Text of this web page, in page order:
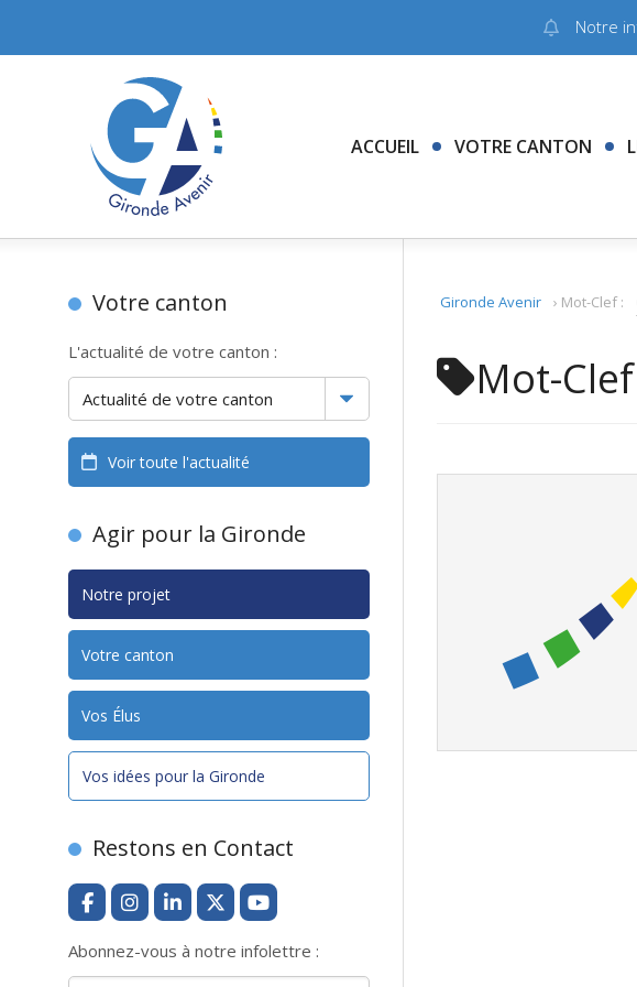
Notre
ACCUEIL VOTRE CANTON
Gironde Avenir › Mot-Clef :
Mot-
Votre canton
L'actualité de votre canton :
Voir toute l'actualité
Agir pour la Gironde
Notre projet
Votre canton
Vos Élus
Vos idées pour la Gironde
Restons en Contact
Abonnez-vous à notre infolettre :